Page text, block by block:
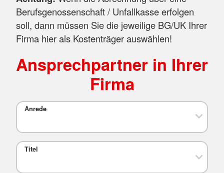
Berufsgenossenschaft / Unfallkasse erfolgen
soll, dann müssen Sie die jeweilige BG/UK Ihrer
Firma hier als Kostenträger auswählen!
Ansprechpartner in Ihrer
Firma
Anrede
Titel